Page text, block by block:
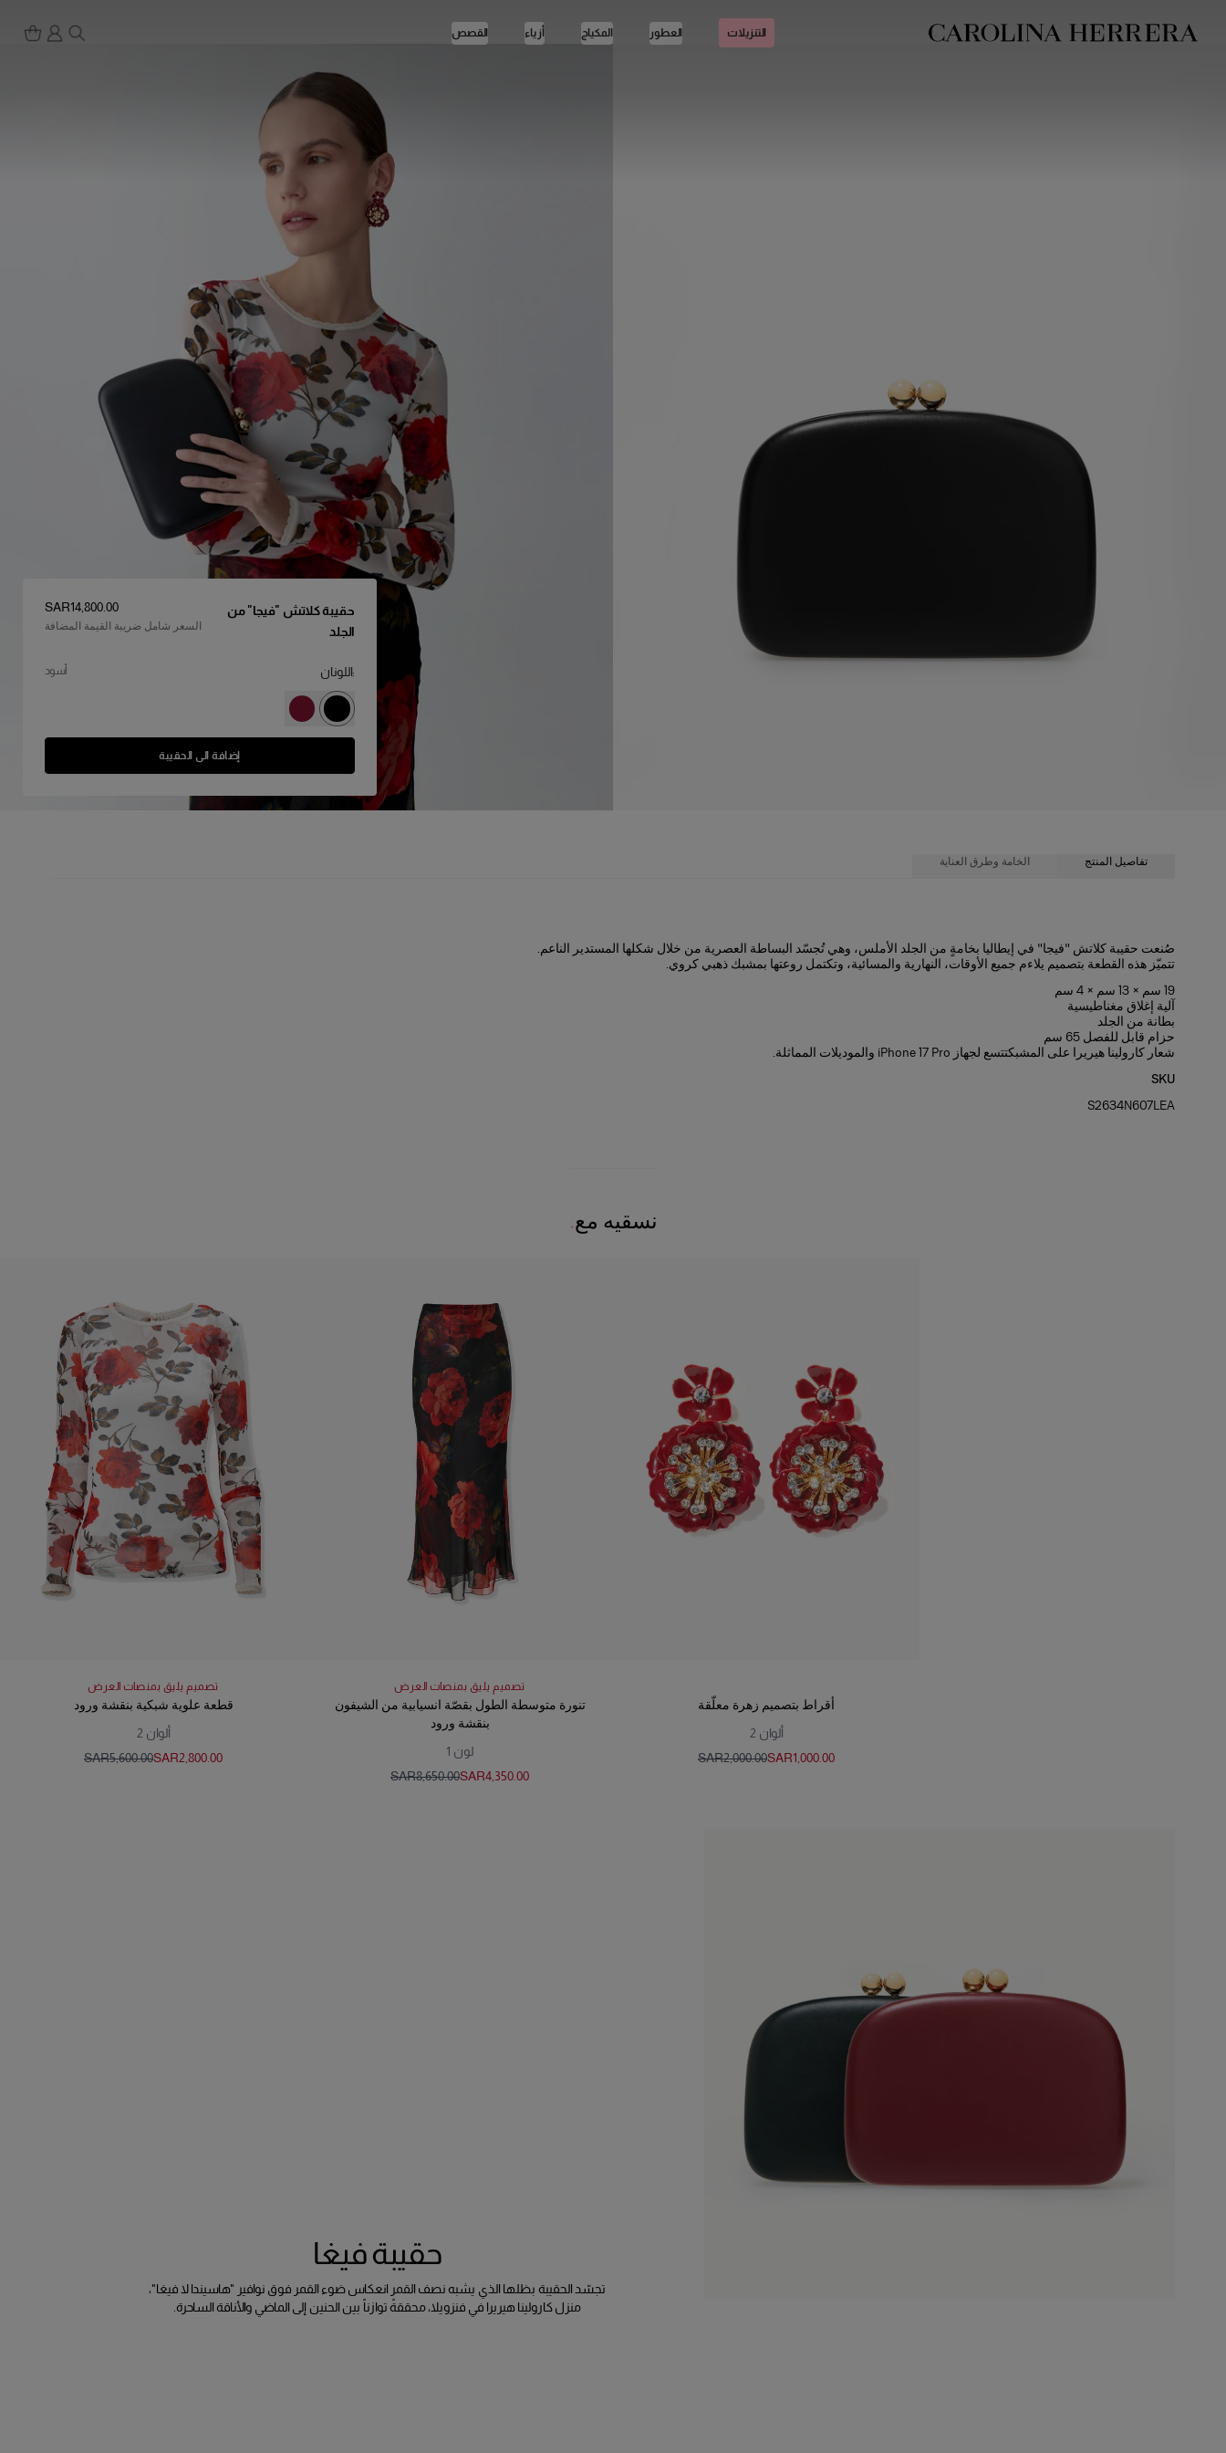
بيان إمكانية الوصول (الرابط)
التنزيلات العطور المكياج أزياء القصص
حقيبة كلاتش "فيجا" من
الجلد
السعر:
SAR‌14,800.00
السعر شامل ضريبة القيمة المضافة
:اللونان أسود
إضافة الى الحقيبة
تفاصيل المنتج الخامة وطرق العناية
صُنعت حقيبة كلاتش "فيجا" في إيطاليا بخامةٍ من الجلد الأملس، وهي تُجسّد البساطة العصرية من خلال شكلها المستدير الناعم.
تتميّز هذه القطعة بتصميم يلاءم جميع الأوقات، النهارية والمسائية، وتكتمل روعتها بمشبك ذهبي كروي.
19 سم × 13 سم × 4 سم‏
آلية إغلاق مغناطيسية
بطانة من الجلد
حزام قابل للفصل 65 سم
شعار كارولينا هيريرا على المشبكتتسع لجهاز iPhone 17 Pro والموديلات المماثلة.
SKU
S2634N607LEA
تعليمات الغسيل
تُنظّف الأجزاء المتسخة فقط بقطعة من القماش
نسقيه مع
تصميم يليق بمنصات العرض
قطعة علوية شبكية بنقشة ورود
2 ألوان
SAR‌5,600.00SAR‌2,800.00
تصميم يليق بمنصات العرض
تنورة متوسطة الطول بقصّة انسيابية من الشيفون
بنقشة ورود
1 لون
SAR‌8,650.00SAR‌4,350.00
أقراط بتصميم زهرة معلّقة
2 ألوان
SAR‌2,000.00SAR‌1,000.00
حقيبة فيغا
تجسّد الحقيبة بظلها الذي يشبه نصف القمر انعكاس ضوء القمر فوق نوافير "هاسيندا لا فيغا"،
منزل كارولينا هيريرا في فنزويلا، محققةً توازناً بين الحنين إلى الماضي والأناقة الساحرة.